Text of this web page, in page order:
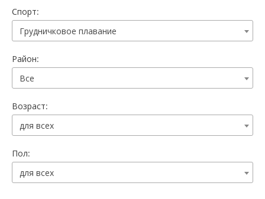
Cпорт:
Грудничковое плавание
Район:
Все
Возраст:
для всех
Пол:
для всех